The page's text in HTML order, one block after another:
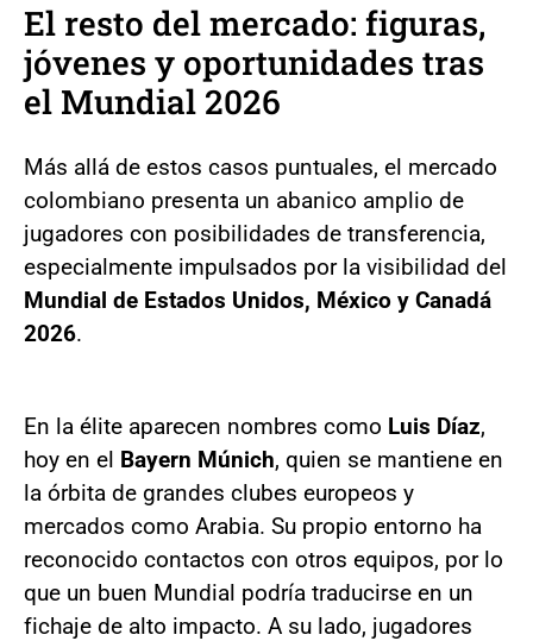
El resto del mercado: figuras,
jóvenes y oportunidades tras
el Mundial 2026
Más allá de estos casos puntuales, el mercado
colombiano presenta un abanico amplio de
jugadores con posibilidades de transferencia,
especialmente impulsados por la visibilidad del
Mundial de Estados Unidos, México y Canadá
2026.
En la élite aparecen nombres como Luis Díaz,
hoy en el Bayern Múnich, quien se mantiene en
la órbita de grandes clubes europeos y
mercados como Arabia. Su propio entorno ha
reconocido contactos con otros equipos, por lo
que un buen Mundial podría traducirse en un
fichaje de alto impacto. A su lado, jugadores